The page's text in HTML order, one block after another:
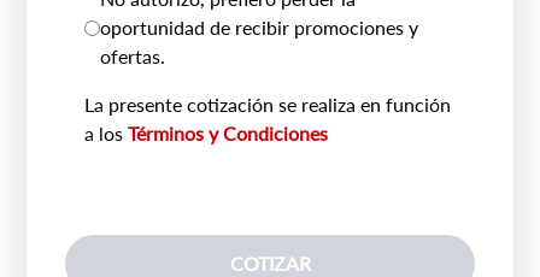
oportunidad de recibir promociones y
ofertas.
La presente cotización se realiza en función
a los Términos y Condiciones
COTIZAR